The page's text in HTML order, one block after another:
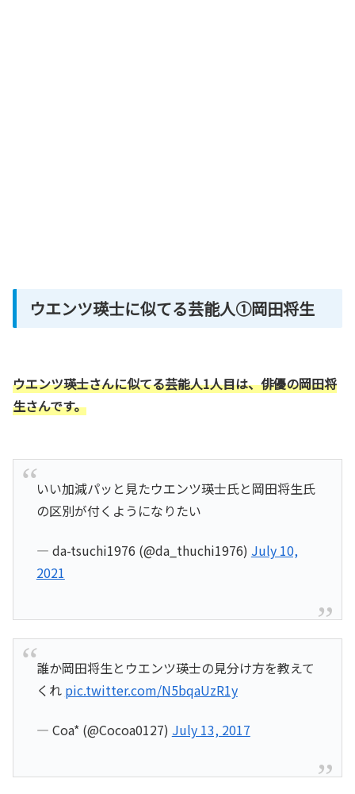
ウエンツ瑛士に似てる芸能人①岡田将生
ウエンツ瑛士さんに似てる芸能人1人目は、俳優の岡田将
生さんです。
いい加減パッと見たウエンツ瑛士氏と岡田将生氏
の区別が付くようになりたい
— da-tsuchi1976 (@da_thuchi1976) July 10,
2021
誰か岡田将生とウエンツ瑛士の見分け方を教えて
くれ pic.twitter.com/N5bqaUzR1y
— Coa* (@Cocoa0127) July 13, 2017